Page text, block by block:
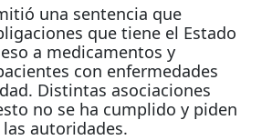
una sentencia que
que tiene el Estado
a medicamentos y
con enfermedades
Distintas asociaciones
no se ha cumplido y piden
autoridades.